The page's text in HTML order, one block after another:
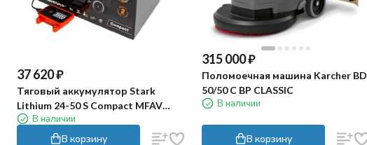
37 620₽
Тяговый аккумулятор Stark
Lithium 24-50 S Compact MFAV
(24В, 50Ач, Li-ion)
В наличии
В корзину
315 000₽
Поломоечная машина Karcher BD
50/50 C BP CLASSIC
В наличии
В корзину